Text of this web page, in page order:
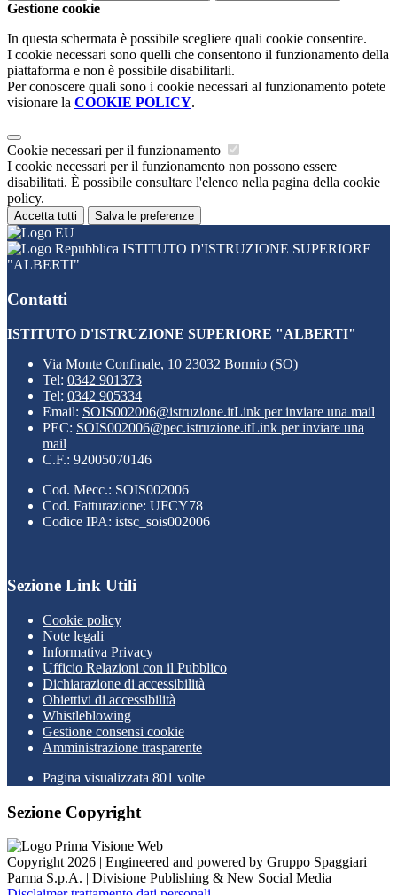
Gestione cookie
In questa schermata è possibile scegliere quali cookie consentire.
I cookie necessari sono quelli che consentono il funzionamento della
piattaforma e non è possibile disabilitarli.
Per conoscere quali sono i cookie necessari al funzionamento potete
visionare la COOKIE POLICY.
Cookie necessari per il funzionamento
I cookie necessari per il funzionamento non possono essere
disabilitati. È possibile consultare l'elenco nella pagina della cookie
policy.
Accetta tutti Salva le preferenze
ISTITUTO D'ISTRUZIONE SUPERIORE
"ALBERTI"
Contatti
ISTITUTO D'ISTRUZIONE SUPERIORE "ALBERTI"
Via Monte Confinale, 10 23032 Bormio (SO)
Tel: 0342 901373
Tel: 0342 905334
Email: SOIS002006@istruzione.itLink per inviare una mail
PEC: SOIS002006@pec.istruzione.itLink per inviare una
mail
C.F.: 92005070146
Cod. Mecc.: SOIS002006
Cod. Fatturazione: UFCY78
Codice IPA: istsc_sois002006
Sezione Link Utili
Cookie policy
Note legali
Informativa Privacy
Ufficio Relazioni con il Pubblico
Dichiarazione di accessibilità
Obiettivi di accessibilità
Whistleblowing
Gestione consensi cookie
Amministrazione trasparente
Pagina visualizzata 801 volte
Sezione Copyright
Copyright 2026 | Engineered and powered by Gruppo Spaggiari
Parma S.p.A. | Divisione Publishing & New Social Media